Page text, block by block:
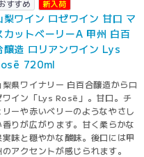
すすめ 新入荷
梨ワイン ロゼワイン 甘口 マ
カットベーリーA 甲州 白百
醸造 ロリアンワイン Lys
720ml
梨県ワイナリー 白百合醸造からロ
ワイン「Lys Rosē」。甘口。チ
リーや赤いベリーのようなやさし
香りが広がります。甘く柔らかな
実味と穏やかな酸味。後口には甲
のアクセントが感じられます。